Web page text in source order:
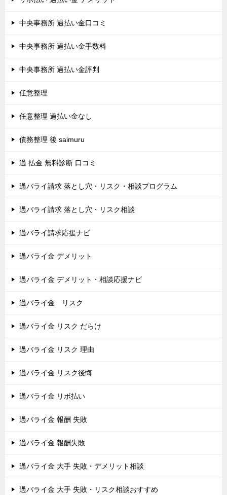
中央事務所 過払い金口コミ
中央事務所 過払い金手数料
中央事務所 過払い金評判
任意整理
任意整理 過払い金なし
債務整理 後 saimuru
過 払金 無料診断 口コミ
過バライ請求 落とし穴・リスク・相談プログラム
過バライ請求 落とし穴・リスク相談
過バライ請求応援ナビ
過バライ金 デメリット
過バライ金 デメリット・相談応援ナビ
過バライ金 リスク
過バライ金 リスク だらけ
過バライ金 リスク 理由
過バライ金 リスク後悔
過バライ金 リボ払い
過バライ金 報酬 失敗
過バライ金 報酬失敗
過バライ金 大手 失敗・デメリット相談
過バライ金 大手 失敗・リスク相談おすすめ